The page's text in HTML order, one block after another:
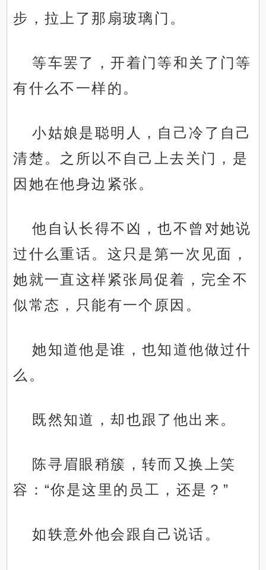
步，拉上了那扇玻璃门。
等车罢了，开着门等和关了门等
有什么不一样的。
小姑娘是聪明人，自己冷了自己
清楚。之所以不自己上去关门，是
因她在他身边紧张。
他自认长得不凶，也不曾对她说
过什么重话。这只是第一次见面，
她就一直这样紧张局促着，完全不
似常态，只能有一个原因。
她知道他是谁，也知道他做过什
么。
既然知道，却也跟了他出来。
陈寻眉眼稍簇，转而又换上笑
容：“你是这里的员工，还是？”
如轶意外他会跟自己说话。